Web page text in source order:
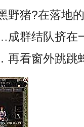
野猪?在落地
群结队挤在
再看窗外跳跳